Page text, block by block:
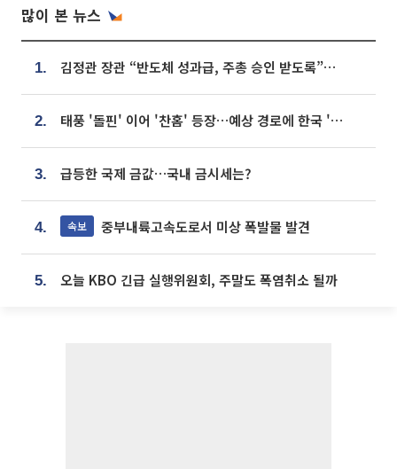
많이 본 뉴스
1. 김정관 장관 “반도체 성과급, 주총 승인 받도록”…상법·자본시장법 개정 시사
2. 태풍 '돌핀' 이어 '찬홈' 등장…예상 경로에 한국 '한숨'
3. 급등한 국제 금값…국내 금시세는?
4. 속보 중부내륙고속도로서 미상 폭발물 발견
5. 오늘 KBO 긴급 실행위원회, 주말도 폭염취소 될까